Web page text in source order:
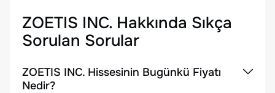
ZOETIS INC. Hakkında Sıkça
Sorulan Sorular
ZOETIS INC. Hissesinin Bugünkü Fiyatı
Nedir?